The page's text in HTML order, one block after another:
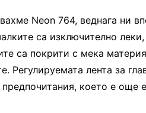
Neon 764, веднага ни
са изключително
са покрити с мека
Регулируемата лента за
което е още